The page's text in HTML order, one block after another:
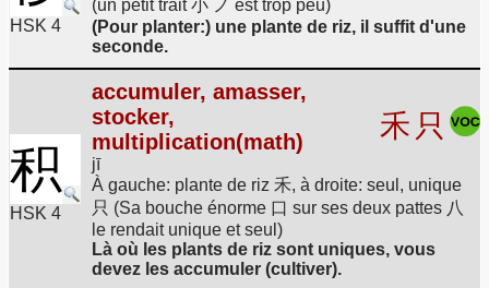
HSK 4
(un petit trait 小 ノ est trop peu)
(Pour planter:) une plante de riz, il suffit d'une
seconde.
积
HSK 4
accumuler, amasser,
stocker,
multiplication(math)
jī
禾 只
À gauche: plante de riz 禾, à droite: seul, unique
只 (Sa bouche énorme 口 sur ses deux pattes 八
le rendait unique et seul)
Là où les plants de riz sont uniques, vous
devez les accumuler (cultiver).